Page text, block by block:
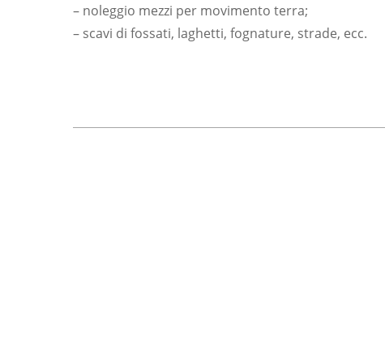
– noleggio mezzi per movimento terra;
– scavi di fossati, laghetti, fognature, strade, ecc.